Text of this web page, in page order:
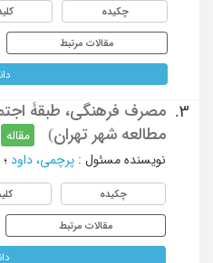
چکیده
مقالات مرتبط
3.
مصرف فرهنگی، طبقۀ
مطالعه شهر تهران)
مقاله
نویسنده مسئول : پرچمی، داود ؛
چکیده
مقالات مرتبط